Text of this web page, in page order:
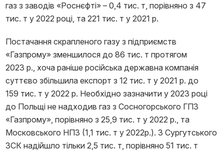
газ з заводів «Роснєфті» – 0,4 тис. т, порівняно з 47
тис. т у 2022 році, та 221 тис. т у 2021 р.
Постачання скрапленого газу з підприємств
«Газпрому» зменшилося до 86 тис. т протягом
2023 р., хоча раніше російська державна компанія
суттєво збільшила експорт з 12 тис. т у 2021 р. до
159 тис. т у 2022 р. Необхідно зазначити у 2023 році
до Польщі не надходив газ з Сосногорського ГПЗ
«Газпрому», порівняно з 25,9 тис. т у 2022 р., та
Московського НПЗ (1,1 тис. т у 2022р.). З Сургутського
ЗСК надійшло тільки 2,5 тис. т, порівняно 51 тис. т